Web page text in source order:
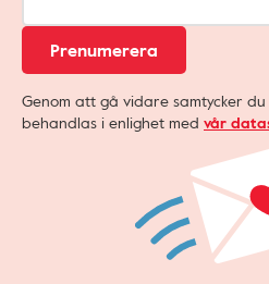
Prenumerera
Genom att gå vidare samtycker
behandlas i enlighet med vår